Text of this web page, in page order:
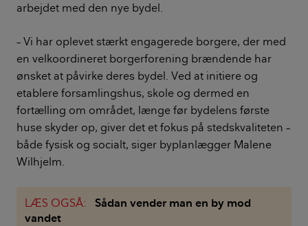
arbejdet med den nye bydel.
– Vi har oplevet stærkt engagerede borgere, der med
en velkoordineret borgerforening brændende har
ønsket at påvirke deres bydel. Ved at initiere og
etablere forsamlingshus, skole og dermed en
fortælling om området, længe før bydelens første
huse skyder op, giver det et fokus på stedskvaliteten –
både fysisk og socialt, siger byplanlægger Malene
Wilhjelm.
LÆS OGSÅ:
Sådan vender man en by mod
vandet